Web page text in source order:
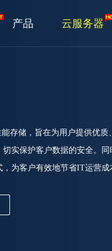
产品 云服务器
存储，旨在为用户提供优
实保护客户数据的安全。
为客户有效地节省IT运营